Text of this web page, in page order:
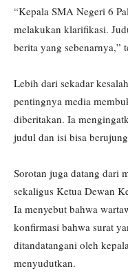
“Kepala SMA Negeri 6
melakukan klarifikasi.
berita yang sebenarnya,”
Lebih dari sekadar
pentingnya media
diberitakan. Ia
judul dan isi bisa
Sorotan juga datang dari
sekaligus Ketua Dewan
Ia menyebut bahwa
konfirmasi bahwa surat
ditandatangani oleh
menyudutkan.